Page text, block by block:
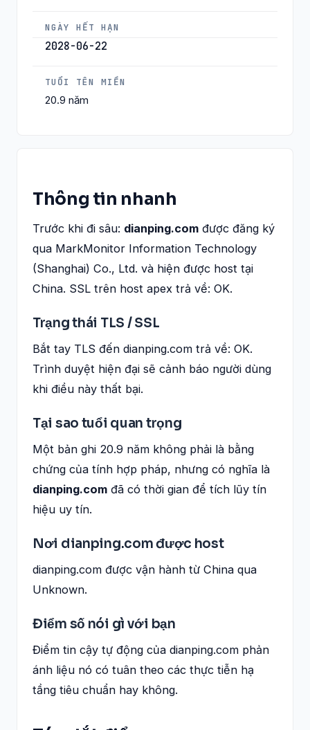
NGÀY HẾT HẠN
2028-06-22
TUỔI TÊN MIỀN
20.9 năm
Thông tin nhanh
Trước khi đi sâu: dianping.com được đăng ký
qua MarkMonitor Information Technology
(Shanghai) Co., Ltd. và hiện được host tại
China. SSL trên host apex trả về: OK.
Trạng thái TLS / SSL
Bắt tay TLS đến dianping.com trả về: OK.
Trình duyệt hiện đại sẽ cảnh báo người dùng
khi điều này thất bại.
Tại sao tuổi quan trọng
Một bản ghi 20.9 năm không phải là bằng
chứng của tính hợp pháp, nhưng có nghĩa là
dianping.com đã có thời gian để tích lũy tín
hiệu uy tín.
Nơi dianping.com được host
dianping.com được vận hành từ China qua
Unknown.
Điểm số nói gì với bạn
Điểm tin cậy tự động của dianping.com phản
ánh liệu nó có tuân theo các thực tiễn hạ
tầng tiêu chuẩn hay không.